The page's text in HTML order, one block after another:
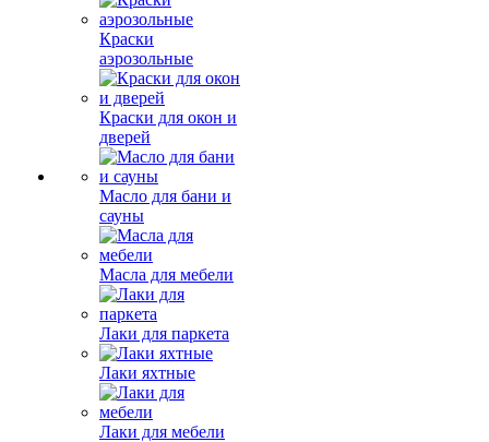
Краски
аэрозольные
Краски для окон и
дверей
Масло для бани и
сауны
Масла для мебели
Лаки для паркета
Лаки яхтные
Лаки для мебели